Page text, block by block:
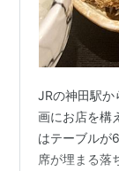
JRの神田駅
画にお店を構
はテーブルが
席が埋まる落